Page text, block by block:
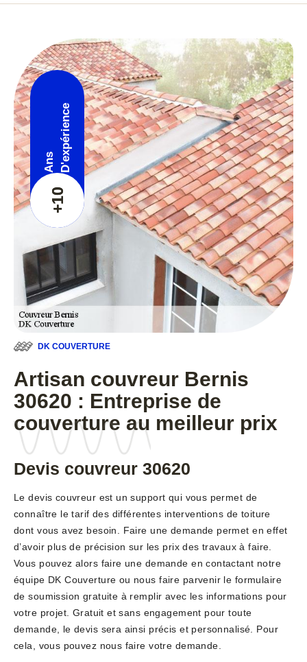
+10
Ans D'expérience
DK COUVERTURE
Artisan couvreur Bernis
30620 : Entreprise de
couverture au meilleur prix
Devis couvreur 30620
Le devis couvreur est un support qui vous permet de
connaître le tarif des différentes interventions de toiture
dont vous avez besoin. Faire une demande permet en effet
d’avoir plus de précision sur les prix des travaux à faire.
Vous pouvez alors faire une demande en contactant notre
équipe DK Couverture ou nous faire parvenir le formulaire
de soumission gratuite à remplir avec les informations pour
votre projet. Gratuit et sans engagement pour toute
demande, le devis sera ainsi précis et personnalisé. Pour
cela, vous pouvez nous faire votre demande.